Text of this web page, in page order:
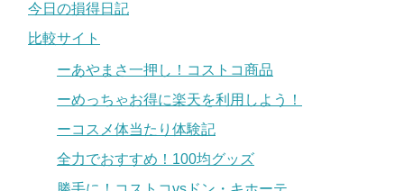
今日の損得日記
比較サイト
ーあやまさ一押し！コストコ商品
ーめっちゃお得に楽天を利用しよう！
ーコスメ体当たり体験記
全力でおすすめ！100均グッズ